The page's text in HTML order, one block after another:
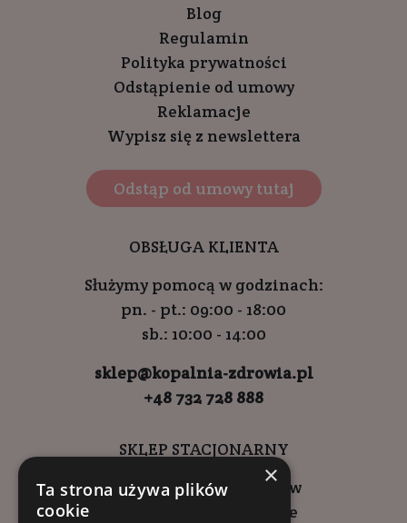
Blog
Regulamin
Polityka prywatności
Odstąpienie od umowy
Reklamacje
Wypisz się z newslettera
Odstąp od umowy tutaj
OBSŁUGA KLIENTA
Służymy pomocą w godzinach:
pn. - pt.: 09:00 - 18:00
sb.: 10:00 - 14:00
sklep@kopalnia-zdrowia.pl
+48 732 728 888
SKLEP STACJONARNY
ul. Wadowicka 6, Kraków
Kompleks Buma Square
×
Ta strona używa plików
cookie